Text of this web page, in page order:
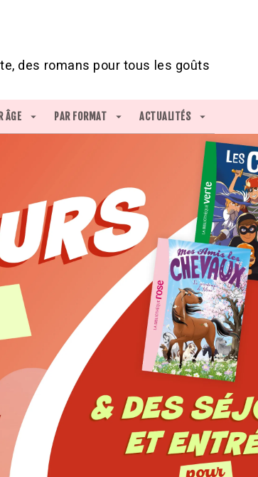
des romans pour tous les goûts
ÂGE arrow_drop_down PAR FORMAT arrow_drop_down ACTUALITÉS arrow_drop_down